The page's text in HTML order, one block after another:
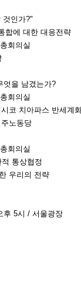
것인가?"
합에 대한 대응전략
회의실
엇을 남겼는가?
회의실
코 치아파스 반세계
노동당
회의실
통상협정
우리의 전략
5시 / 서울광장